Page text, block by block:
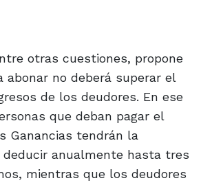
otras cuestiones, propone
abonar no deberá superar el
de los deudores. En ese
que deban pagar el
Ganancias tendrán la
deducir anualmente hasta tres
mientras que los deudores